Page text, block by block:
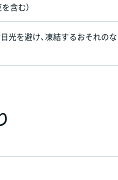
含む）
光を避け、凍結するおそれの